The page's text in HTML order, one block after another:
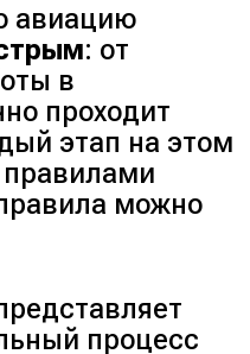
авиацию
: от
в
проходит
этап на этом
правилами
можно
процесс